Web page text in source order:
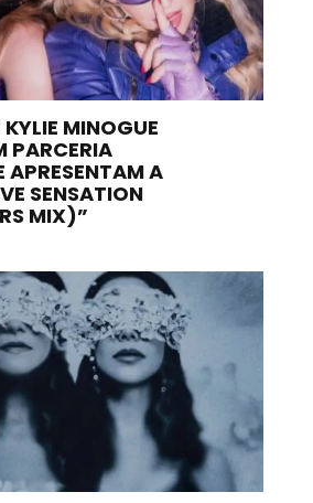
MINOGUE
PARCERIA
APRESENTAM A
SENSATION
MIX)”